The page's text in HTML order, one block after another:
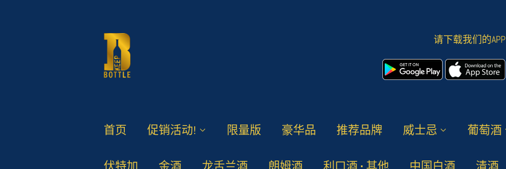
请下载我们的APP
首页 促销活动! 限量版 豪华品 推荐品牌 威士忌 葡萄酒